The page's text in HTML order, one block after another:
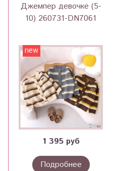
Джемпер девочке (5-
10) 260731-DN7061
new
1 395 руб
Подробнее